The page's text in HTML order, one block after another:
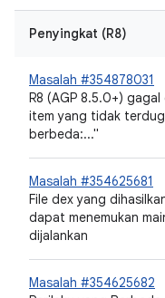
Penyingkat (R8)
Masalah #354878031
R8 (AGP 8.5.0+)
item yang tidak
berbeda:..."
Masalah #354625681
File dex yang
dapat menemukan
dijalankan
Masalah #354625682